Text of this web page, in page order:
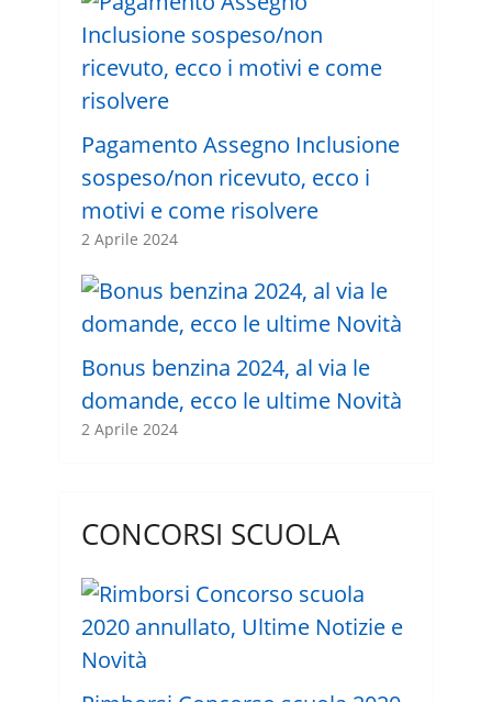
Pagamento Assegno Inclusione
sospeso/non ricevuto, ecco i
motivi e come risolvere
2 Aprile 2024
Bonus benzina 2024, al via le
domande, ecco le ultime Novità
2 Aprile 2024
CONCORSI SCUOLA